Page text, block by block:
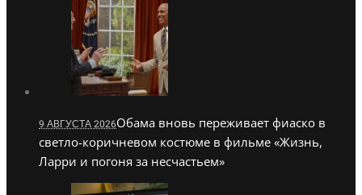
9 АВГУСТА 2026Обама вновь переживает фиаско в
светло-коричневом костюме в фильме «Жизнь,
Ларри и погоня за несчастьем»